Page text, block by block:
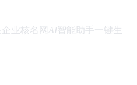
业核名网 AI智能助手一键生